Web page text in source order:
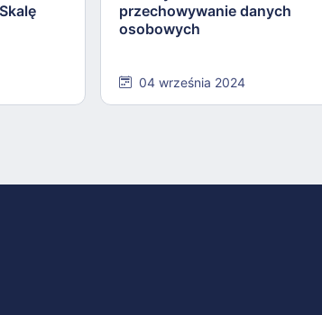
przechowywanie danych
osobowych
04 września 2024